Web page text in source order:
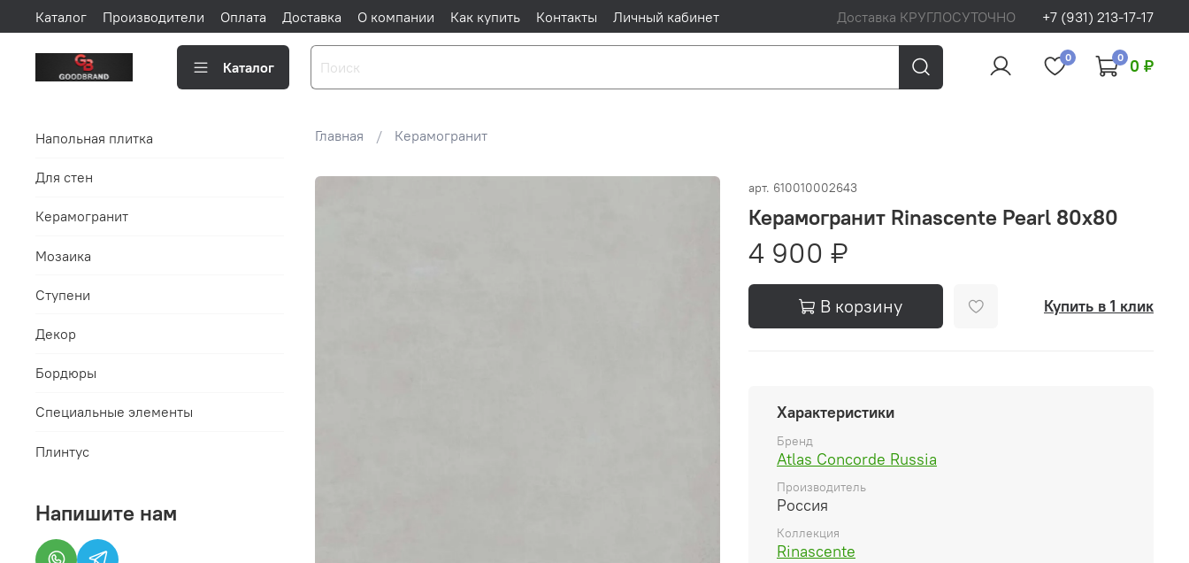
Каталог Производители Оплата Доставка О компании Как купить Контакты Личный кабинет Доставка КРУГЛОСУТОЧНО +7 (931) 213-17-17
Каталог
0 0 0 ₽
Главная Керамогранит
арт. 610010002643
Керамогранит Rinascente Pearl 80x80
4 900 ₽
В корзину Купить в 1 клик
Характеристики
Бренд
Atlas Concorde Russia
Производитель
Россия
Коллекция
Rinascente
Напольная плитка
Для стен
Керамогранит
Мозаика
Ступени
Декор
Бордюры
Специальные элементы
Плинтус
Напишите нам